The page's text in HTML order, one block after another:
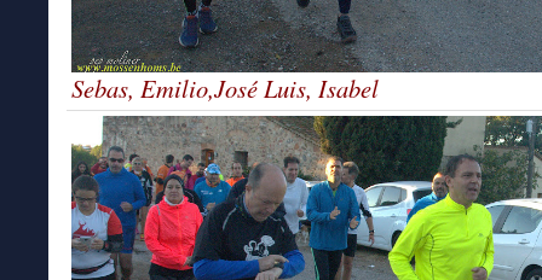
Sebas, Emilio,José Luis, Isabel